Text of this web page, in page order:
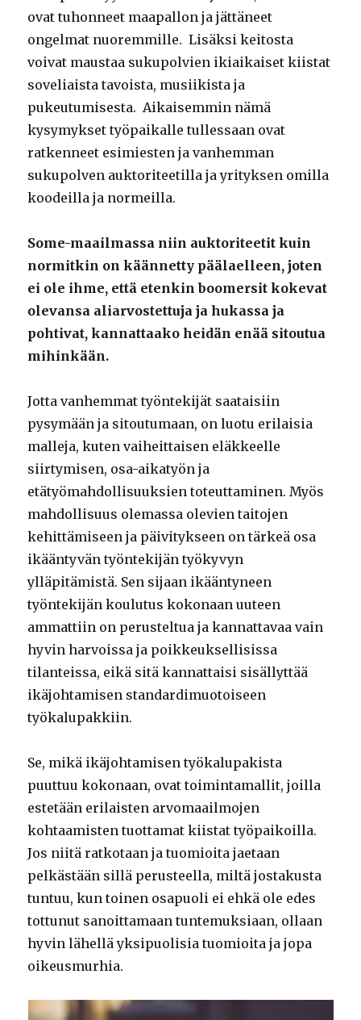
ovat tuhonneet maapallon ja jättäneet
ongelmat nuoremmille. Lisäksi keitosta
voivat maustaa sukupolvien ikiaikaiset kiistat
soveliaista tavoista, musiikista ja
pukeutumisesta. Aikaisemmin nämä
kysymykset työpaikalle tullessaan ovat
ratkenneet esimiesten ja vanhemman
sukupolven auktoriteetilla ja yrityksen omilla
koodeilla ja normeilla.
Some-maailmassa niin auktoriteetit kuin
normitkin on käännetty päälaelleen, joten
ei ole ihme, että etenkin boomersit kokevat
olevansa aliarvostettuja ja hukassa ja
pohtivat, kannattaako heidän enää sitoutua
mihinkään.
Jotta vanhemmat työntekijät saataisiin
pysymään ja sitoutumaan, on luotu erilaisia
malleja, kuten vaiheittaisen eläkkeelle
siirtymisen, osa-aikatyön ja
etätyömahdollisuuksien toteuttaminen. Myös
mahdollisuus olemassa olevien taitojen
kehittämiseen ja päivitykseen on tärkeä osa
ikääntyvän työntekijän työkyvyn
ylläpitämistä. Sen sijaan ikääntyneen
työntekijän koulutus kokonaan uuteen
ammattiin on perusteltua ja kannattavaa vain
hyvin harvoissa ja poikkeuksellisissa
tilanteissa, eikä sitä kannattaisi sisällyttää
ikäjohtamisen standardimuotoiseen
työkalupakkiin.
Se, mikä ikäjohtamisen työkalupakista
puuttuu kokonaan, ovat toimintamallit, joilla
estetään erilaisten arvomaailmojen
kohtaamisten tuottamat kiistat työpaikoilla.
Jos niitä ratkotaan ja tuomioita jaetaan
pelkästään sillä perusteella, miltä jostakusta
tuntuu, kun toinen osapuoli ei ehkä ole edes
tottunut sanoittamaan tuntemuksiaan, ollaan
hyvin lähellä yksipuolisia tuomioita ja jopa
oikeusmurhia.